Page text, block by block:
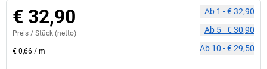
€ 32,90
Preis / Stück (netto)
€ 0,66 / m
Ab 1 -€ 32,90
Ab 5-€ 30,90
Ab 10 -€ 29,50